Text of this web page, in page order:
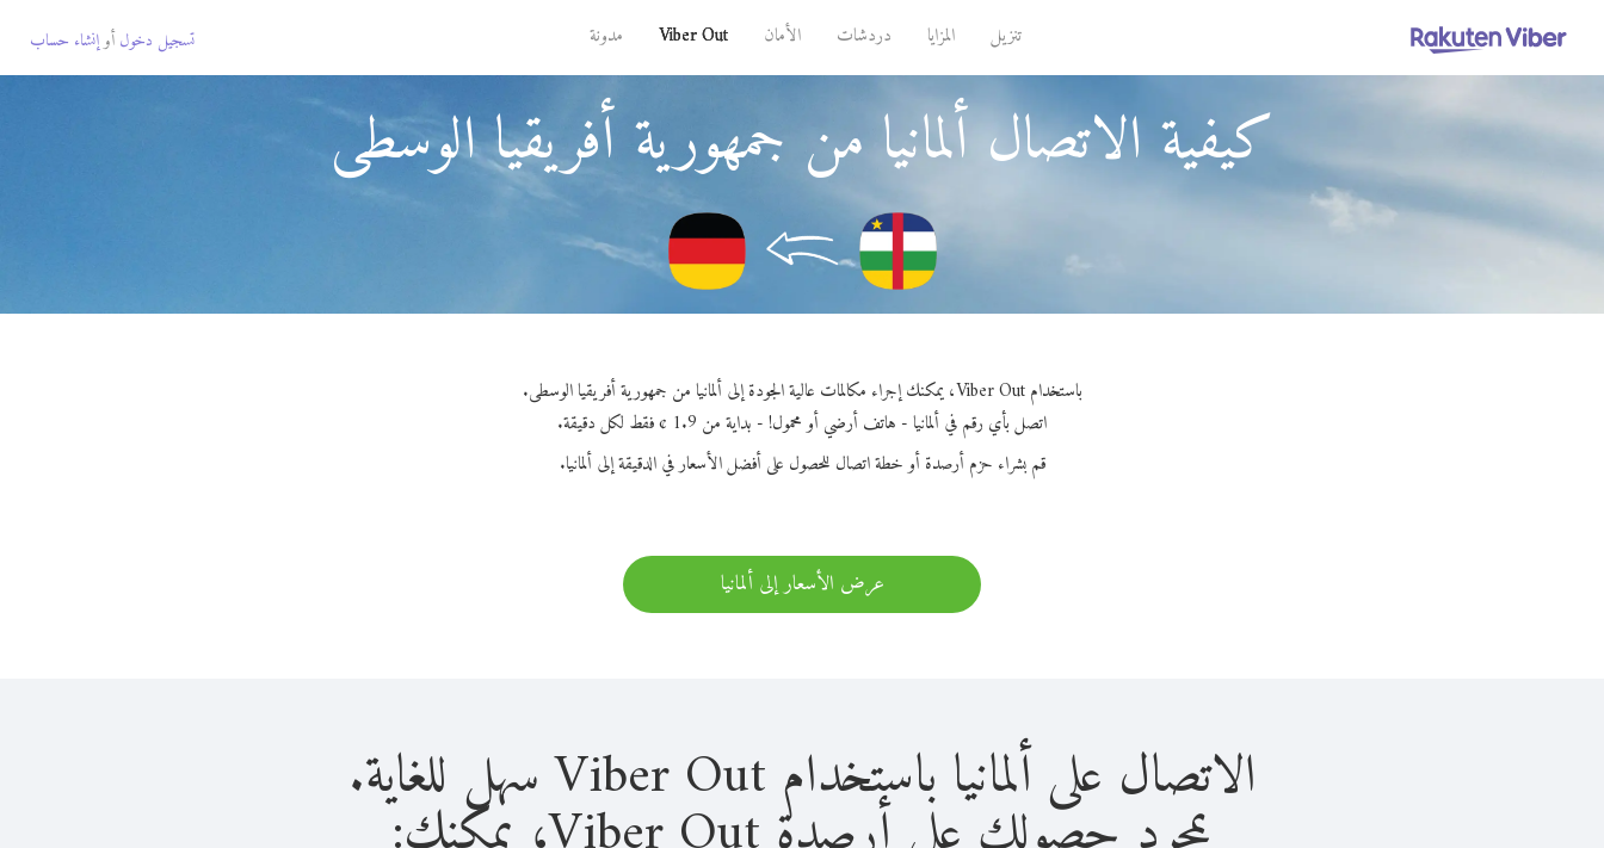
تنزيل المزايا دردشات الأمان Viber Out مدونة تسجيل دخول أوإنشاء حساب
كيفية الاتصال ألمانيا من جمهورية أفريقيا الوسطى
باستخدام Viber Out، يمكنك إجراء مكالمات عالية الجودة إلى ألمانيا من جمهورية أفريقيا الوسطى.
اتصل بأي رقم في ألمانيا - هاتف أرضي أو محمول! - بداية من 1.9 ¢ فقط لكل دقيقة.
قم بشراء حزم أرصدة أو خطة اتصال للحصول على أفضل الأسعار في الدقيقة إلى ألمانيا.
عرض الأسعار إلى ألمانيا
الاتصال على ألمانيا باستخدام Viber Out سهل للغاية.